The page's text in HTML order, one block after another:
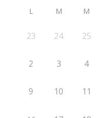
L M M
23 24 25
2 3 4
9 10 11